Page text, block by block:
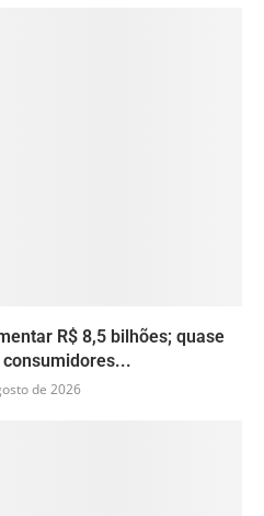
R$ 8,5 bilhões; quase
de 2026